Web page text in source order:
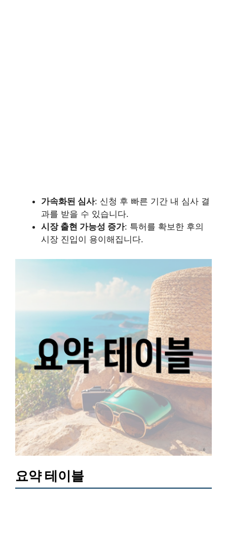
가속화된 심사: 신청 후 빠른 기간 내 심사 결
과를 받을 수 있습니다.
시장 출현 가능성 증가: 특허를 확보한 후의
시장 진입이 용이해집니다.
요약 테이블